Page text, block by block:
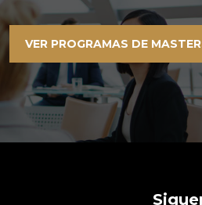
VER PROGRAMAS DE